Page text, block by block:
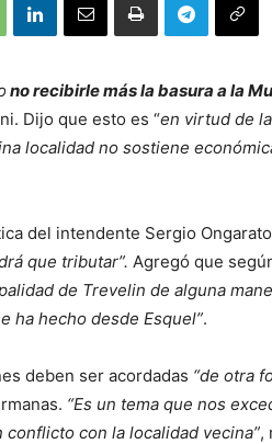
no recibirle más la basura a la
Dijo que esto es “en virtud de
localidad no sostiene
del intendente Sergio
que tributar”. Agregó que
de Trevelin de alguna
ha hecho desde Esquel”.
deben ser acordadas “de otra
“Es un tema que nos
con la localidad vecina”,